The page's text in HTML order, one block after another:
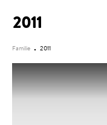
2011
Familie 2011